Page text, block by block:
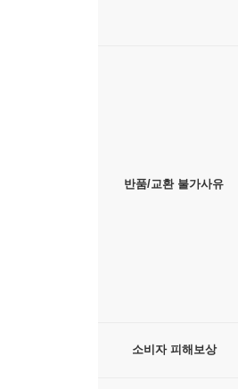
반품/교환 불가사유
소비자 피해보상